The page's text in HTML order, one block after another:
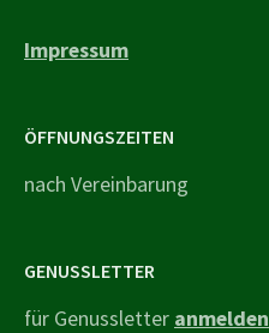
Impressum
ÖFFNUNGSZEITEN
nach Vereinbarung
GENUSSLETTER
für Genussletter anmelden